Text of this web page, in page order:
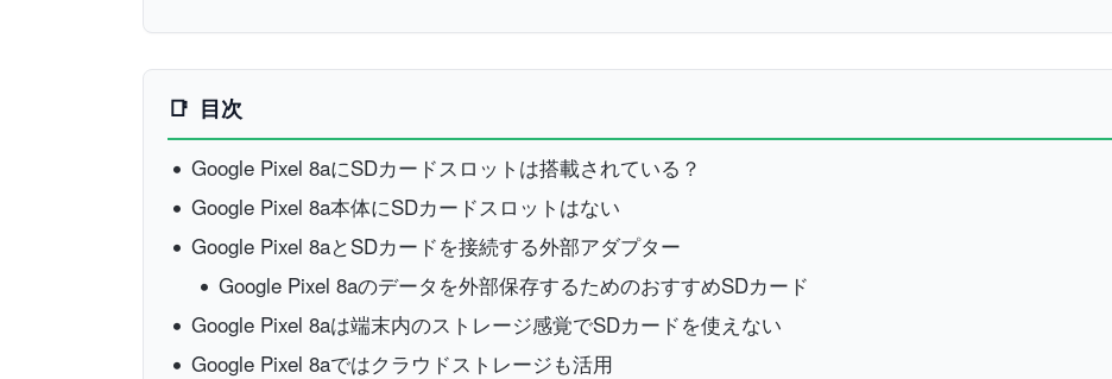
目次
Google Pixel 8aにSDカードスロットは搭載されている？
Google Pixel 8a本体にSDカードスロットはない
Google Pixel 8aとSDカードを接続する外部アダプター
Google Pixel 8aのデータを外部保存するためのおすすめSDカード
Google Pixel 8aは端末内のストレージ感覚でSDカードを使えない
Google Pixel 8aではクラウドストレージも活用